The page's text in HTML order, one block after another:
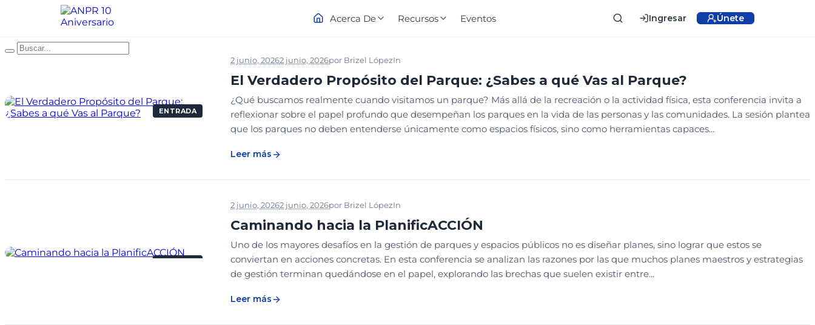
Acerca De Recursos Eventos Ingresar Únete
ENTRADA
2 junio, 20262 junio, 2026por Brizel LópezIn
El Verdadero Propósito del Parque: ¿Sabes a qué Vas al Parque?
¿Qué buscamos realmente cuando visitamos un parque? Más allá de la recreación o la actividad física, esta conferencia invita a
reflexionar sobre el papel profundo que desempeñan los parques en la vida de las personas y las comunidades. La sesión plantea
que los parques no deben entenderse únicamente como espacios físicos, sino como herramientas capaces...
Leer más
2 junio, 20262 junio, 2026por Brizel LópezIn
Caminando hacia la PlanificACCIÓN
Uno de los mayores desafíos en la gestión de parques y espacios públicos no es diseñar planes, sino lograr que estos se
conviertan en acciones concretas. En esta conferencia se analizan las razones por las que muchos planes maestros y estrategias
de gestión terminan quedándose en el papel, explorando las brechas que suelen existir entre...
Leer más